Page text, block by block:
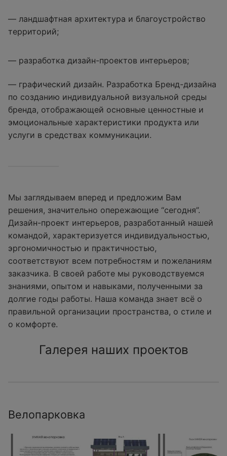
— ландшафтная архитектура и благоустройство
территорий;
— разработка дизайн-проектов интерьеров;
— графический дизайн. Разработка Бренд-дизайна
по созданию индивидуальной визуальной среды
бренда, отображающей основные ценностные и
эмоциональные характеристики продукта или
услуги в средствах коммуникации.
Мы заглядываем вперед и предложим Вам
решения, значительно опережающие “сегодня”.
Дизайн-проект интерьеров, разработанный нашей
командой, характеризуется индивидуальностью,
эргономичностью и практичностью,
соответствуют всем потребностям и пожеланиям
заказчика. В своей работе мы руководствуемся
знаниями, опытом и навыками, полученными за
долгие годы работы. Наша команда знает всё о
правильной организации пространства, о стиле и
о комфорте.
Галерея наших проектов
Велопарковка